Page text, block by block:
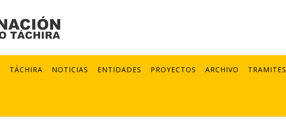
TÁCHIRA NOTICIAS ENTIDADES PROYECTOS ARCHIVO TRAMITES